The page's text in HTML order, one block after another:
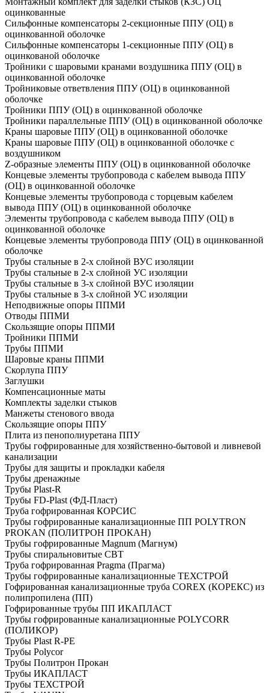
оцинкованные
Сильфонные компенсаторы 2-секционные ППУ (ОЦ) в
оцинкованной оболочке
Сильфонные компенсаторы 1-секционные ППУ (ОЦ) в
оцинкованой оболочке
Тройники с шаровыми кранами воздушника ППУ (ОЦ) в
оцинкованной оболочке
Тройниковые ответвления ППУ (ОЦ) в оцинкованной
оболочке
Тройники ППУ (ОЦ) в оцинкованной оболочке
Тройники параллельные ППУ (ОЦ) в оцинкованной оболочке
Краны шаровые ППУ (ОЦ) в оцинкованной оболочке
Краны шаровые ППУ (ОЦ) в оцинкованной оболочке с
воздушником
Z-образные элементы ППУ (ОЦ) в оцинкованной оболочке
Концевые элементы трубопровода с кабелем вывода ППУ
(ОЦ) в оцинкованной оболочке
Концевые элементы трубопровода с торцевым кабелем
вывода ППУ (ОЦ) в оцинкованной оболочке
Элементы трубопровода с кабелем вывода ППУ (ОЦ) в
оцинкованной оболочке
Концевые элементы трубопровода ППУ (ОЦ) в оцинкованной
оболочке
Трубы стальные в 2-х слойной ВУС изоляции
Трубы стальные в 2-х слойной УС изоляции
Трубы стальные в 3-х слойной ВУС изоляции
Трубы стальные в 3-х слойной УС изоляции
Неподвижные опоры ППМИ
Отводы ППМИ
Скользящие опоры ППМИ
Тройники ППМИ
Трубы ППМИ
Шаровые краны ППМИ
Скорлупа ППУ
Заглушки
Компенсационные маты
Комплекты заделки стыков
Манжеты стенового ввода
Скользящие опоры ППУ
Плита из пенополиуретана ППУ
Трубы гофрированные для хозяйственно-бытовой и ливневой
канализации
Трубы для защиты и прокладки кабеля
Трубы дренажные
Трубы Plast-R
Трубы FD-Plast (ФД-Пласт)
Труба гофрированная КОРСИС
Трубы гофрированные канализационные ПП POLYTRON
PROKAN (ПОЛИТРОН ПРОКАН)
Трубы гофрированные Magnum (Магнум)
Трубы спиральновитые СВТ
Труба гофрированная Pragma (Прагма)
Трубы гофрированные канализационные ТЕХСТРОЙ
Гофрированная канализационные труба COREX (КОРЕКС) из
полипропилена (ПП)
Гофрированные трубы ПП ИКАПЛАСТ
Трубы гофрированные канализационные POLYCORR
(ПОЛИКОР)
Трубы Plast R-PE
Трубы Polycor
Трубы Политрон Прокан
Трубы ИКАПЛАСТ
Трубы ТЕХСТРОЙ